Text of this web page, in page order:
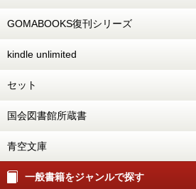
GOMABOOKS復刊シリーズ
kindle unlimited
セット
国会図書館所蔵書
青空文庫
一般書籍をジャンルで探す